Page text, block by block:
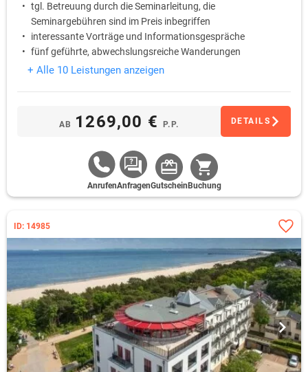
tgl. Betreuung durch die Seminarleitung, die
Seminargebühren sind im Preis inbegriffen
interessante Vorträge und Informationsgespräche
fünf geführte, abwechslungsreiche Wanderungen
+ Alle 10 Leistungen anzeigen
AB 1269,00 €P.P. DETAILS
AnrufenAnfragenGutschein Buchung
ID: 14985